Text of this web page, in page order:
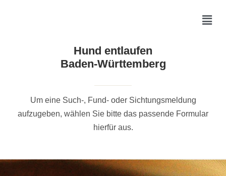
Hund entlaufen
Baden-Württemberg
Um eine Such-, Fund- oder Sichtungsmeldung
aufzugeben, wählen Sie bitte das passende Formular
hierfür aus.